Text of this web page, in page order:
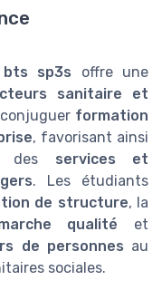
bts sp3s offre une
sanitaire et
formation
, favorisant ainsi
des services et
. Les étudiants
de structure, la
qualité et
de personnes au
sociales.